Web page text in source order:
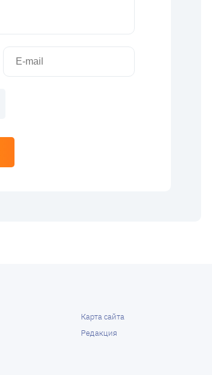
Карта сайта
Редакция